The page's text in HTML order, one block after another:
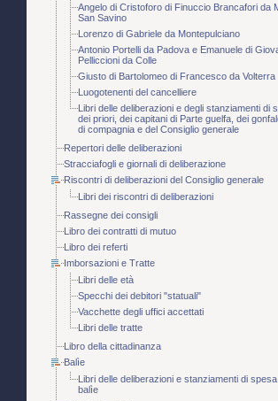
Angelo di Cristoforo di Finuccio Brancafori da
San Savino
Lorenzo di Gabriele da Montepulciano
Antonio Portelli da Padova e Emanuele di
Pelliccioni da Colle
Giusto di Bartolomeo di Francesco da Volterra
Luogotenenti del cancelliere
Libri delle deliberazioni e degli stanziamenti di
dei priori, dei capitani di Parte guelfa, dei
di compagnia e del Consiglio generale
Repertori delle deliberazioni
Stracciafogli e giornali di deliberazione
Riscontri di deliberazioni del Consiglio generale
Libri dei riscontri di deliberazioni
Rassegne dei consigli
Libro dei contratti di mutuo
Libro dei referti
Imborsazioni e Tratte
Libri delle età
Specchi dei debitori "statuali"
Vacchette degli uffici accettati
Libri delle tratte
Libro della cittadinanza
Balìe
Libri delle deliberazioni e stanziamenti di
balìe